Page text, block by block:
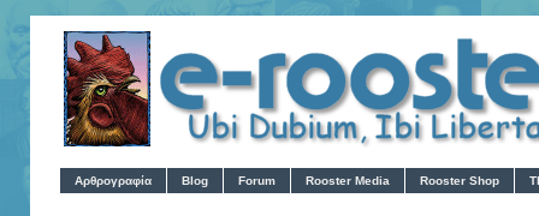
Αρθρογραφία Blog Forum Rooster Media Rooster Shop